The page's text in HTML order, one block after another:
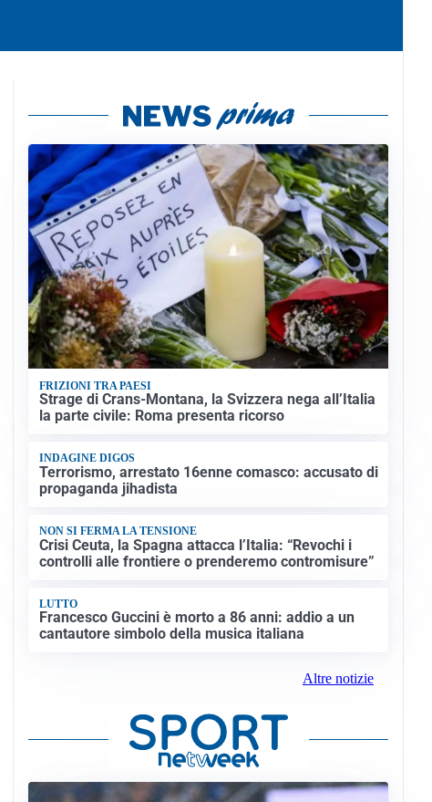
FRIZIONI TRA PAESI
Strage di Crans-Montana, la Svizzera nega all’Italia
la parte civile: Roma presenta ricorso
INDAGINE DIGOS
Terrorismo, arrestato 16enne comasco: accusato di
propaganda jihadista
NON SI FERMA LA TENSIONE
Crisi Ceuta, la Spagna attacca l’Italia: “Revochi i
controlli alle frontiere o prenderemo contromisure”
LUTTO
Francesco Guccini è morto a 86 anni: addio a un
cantautore simbolo della musica italiana
Altre notizie